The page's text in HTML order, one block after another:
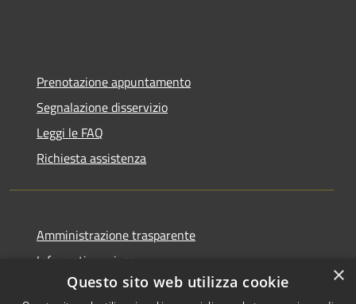
Prenotazione appuntamento
Segnalazione disservizio
Leggi le FAQ
Richiesta assistenza
Amministrazione trasparente
Informativa privacy
Note legali
×
Questo sito web utilizza cookie